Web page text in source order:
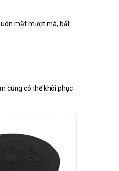
mặt mượt mà, bất
cũng có thể khôi phục